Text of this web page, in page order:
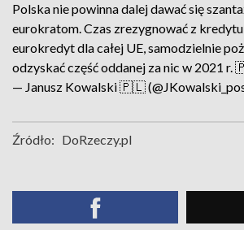
Polska nie powinna dalej dawać się
eurokratom. Czas zrezygnować z
eurokredyt dla całej UE, samodzielnie
odzyskać część oddanej za nic w 2021
— Janusz Kowalski 🇵🇱
Źródło: DoRzeczy.pl